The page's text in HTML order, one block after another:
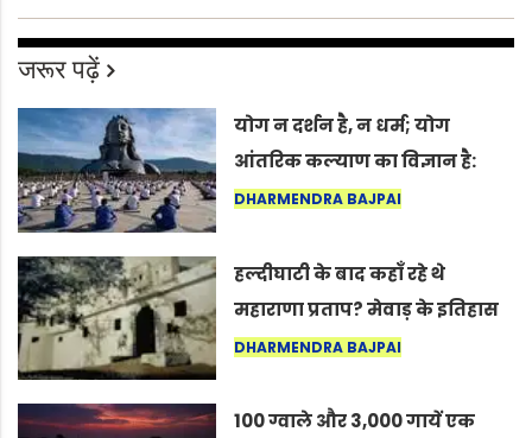
जरूर पढ़ें
योग न दर्शन है, न धर्म; योग
आंतरिक कल्याण का विज्ञान है:
अंतरराष्ट्रीय योग दिवस 2026 पर
DHARMENDRA BAJPAI
हल्दीघाटी के बाद कहाँ रहे थे
महाराणा प्रताप? मेवाड़ के इतिहास
का वह अनकहा अध्याय जो आज भी
DHARMENDRA BAJPAI
100 ग्वाले और 3,000 गायें एक